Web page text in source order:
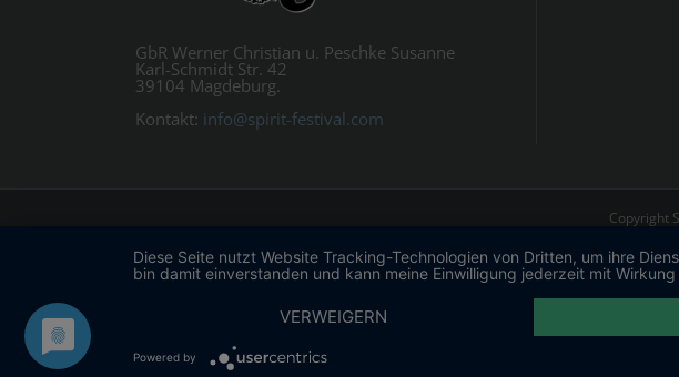
GbR Werner Christian u. Peschke Susanne
Karl-Schmidt Str. 42
39104 Magdeburg.
Kontakt: info@spirit-festival.com
Copyright
Diese Seite nutzt Website Tracking-Technologien von Dritten, um ihre
bin damit einverstanden und kann meine Einwilligung jederzeit mit
VERWEIGERN
Powered by